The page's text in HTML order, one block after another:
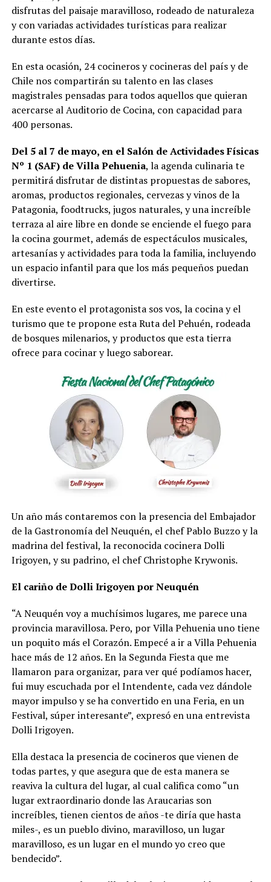
disfrutas del paisaje maravilloso, rodeado de naturaleza
y con variadas actividades turísticas para realizar
durante estos días.
En esta ocasión, 24 cocineros y cocineras del país y de
Chile nos compartirán su talento en las clases
magistrales pensadas para todos aquellos que quieran
acercarse al Auditorio de Cocina, con capacidad para
400 personas.
Del 5 al 7 de mayo, en el Salón de Actividades Físicas
Nº 1 (SAF) de Villa Pehuenia, la agenda culinaria te
permitirá disfrutar de distintas propuestas de sabores,
aromas, productos regionales, cervezas y vinos de la
Patagonia, foodtrucks, jugos naturales, y una increíble
terraza al aire libre en donde se enciende el fuego para
la cocina gourmet, además de espectáculos musicales,
artesanías y actividades para toda la familia, incluyendo
un espacio infantil para que los más pequeños puedan
divertirse.
En este evento el protagonista sos vos, la cocina y el
turismo que te propone esta Ruta del Pehuén, rodeada
de bosques milenarios, y productos que esta tierra
ofrece para cocinar y luego saborear.
Un año más contaremos con la presencia del Embajador
de la Gastronomía del Neuquén, el chef Pablo Buzzo y la
madrina del festival, la reconocida cocinera Dolli
Irigoyen, y su padrino, el chef Christophe Krywonis.
El cariño de Dolli Irigoyen por Neuquén
“A Neuquén voy a muchísimos lugares, me parece una
provincia maravillosa. Pero, por Villa Pehuenia uno tiene
un poquito más el Corazón. Empecé a ir a Villa Pehuenia
hace más de 12 años. En la Segunda Fiesta que me
llamaron para organizar, para ver qué podíamos hacer,
fui muy escuchada por el Intendente, cada vez dándole
mayor impulso y se ha convertido en una Feria, en un
Festival, súper interesante”, expresó en una entrevista
Dolli Irigoyen.
Ella destaca la presencia de cocineros que vienen de
todas partes, y que asegura que de esta manera se
reaviva la cultura del lugar, al cual califica como “un
lugar extraordinario donde las Araucarias son
increíbles, tienen cientos de años -te diría que hasta
miles-, es un pueblo divino, maravilloso, un lugar
maravilloso, es un lugar en el mundo yo creo que
bendecido”.